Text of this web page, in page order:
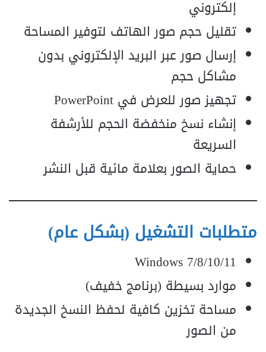
إلكتروني
تقليل حجم صور الهاتف لتوفير المساحة
إرسال صور عبر البريد الإلكتروني بدون
مشاكل حجم
تجهيز صور للعرض في PowerPoint
إنشاء نسخ منخفضة الحجم للأرشفة
السريعة
حماية الصور بعلامة مائية قبل النشر
متطلبات التشغيل (بشكل عام)
Windows 7/8/10/11
موارد بسيطة (برنامج خفيف)
مساحة تخزين كافية لحفظ النسخ الجديدة
من الصور